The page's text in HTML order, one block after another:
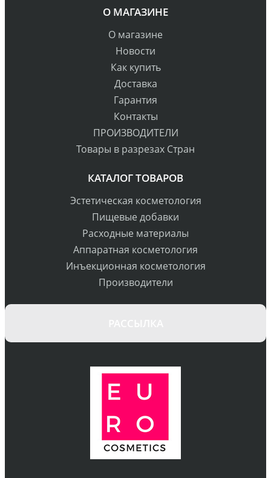
О МАГАЗИНЕ
О магазине
Новости
Как купить
Доставка
Гарантия
Контакты
ПРОИЗВОДИТЕЛИ
Товары в разрезах Стран
КАТАЛОГ ТОВАРОВ
Эстетическая косметология
Пищевые добавки
Расходные материалы
Аппаратная косметология
Инъекционная косметология
Производители